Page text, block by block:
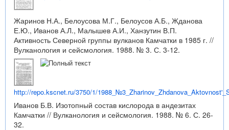
Жаринов Н.А., Белоусова М.Г., Белоусов А.Б., Жданова
Е.Ю., Иванов А.Л., Малышев А.И., Ханзутин В.П.
Активность Северной группы вулканов Камчатки в 1985 г. //
Вулканология и сейсмология. 1988. № 3. С. 3-12.
http://repo.kscnet.ru/3750/1/
Иванов Б.В. Изотопный состав кислорода в андезитах
Камчатки // Вулканология и сейсмология. 1988. № 6. С. 26-
32.